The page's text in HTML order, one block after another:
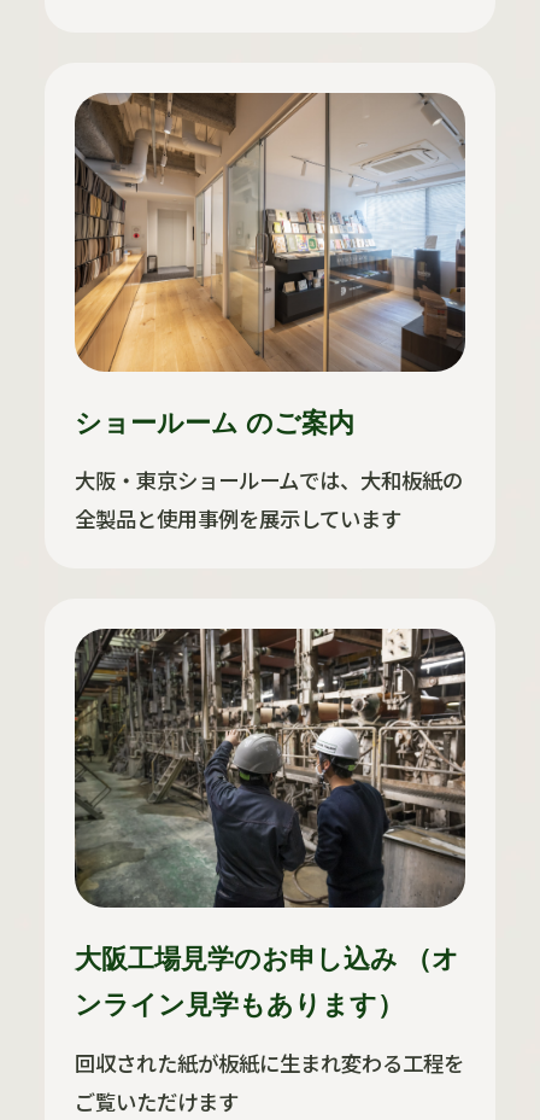
ショールーム のご案内
大阪・東京ショールームでは、大和板紙の
全製品と使用事例を展示しています
大阪工場見学のお申し込み （オ
ンライン見学もあります）
回収された紙が板紙に生まれ変わる工程を
ご覧いただけます